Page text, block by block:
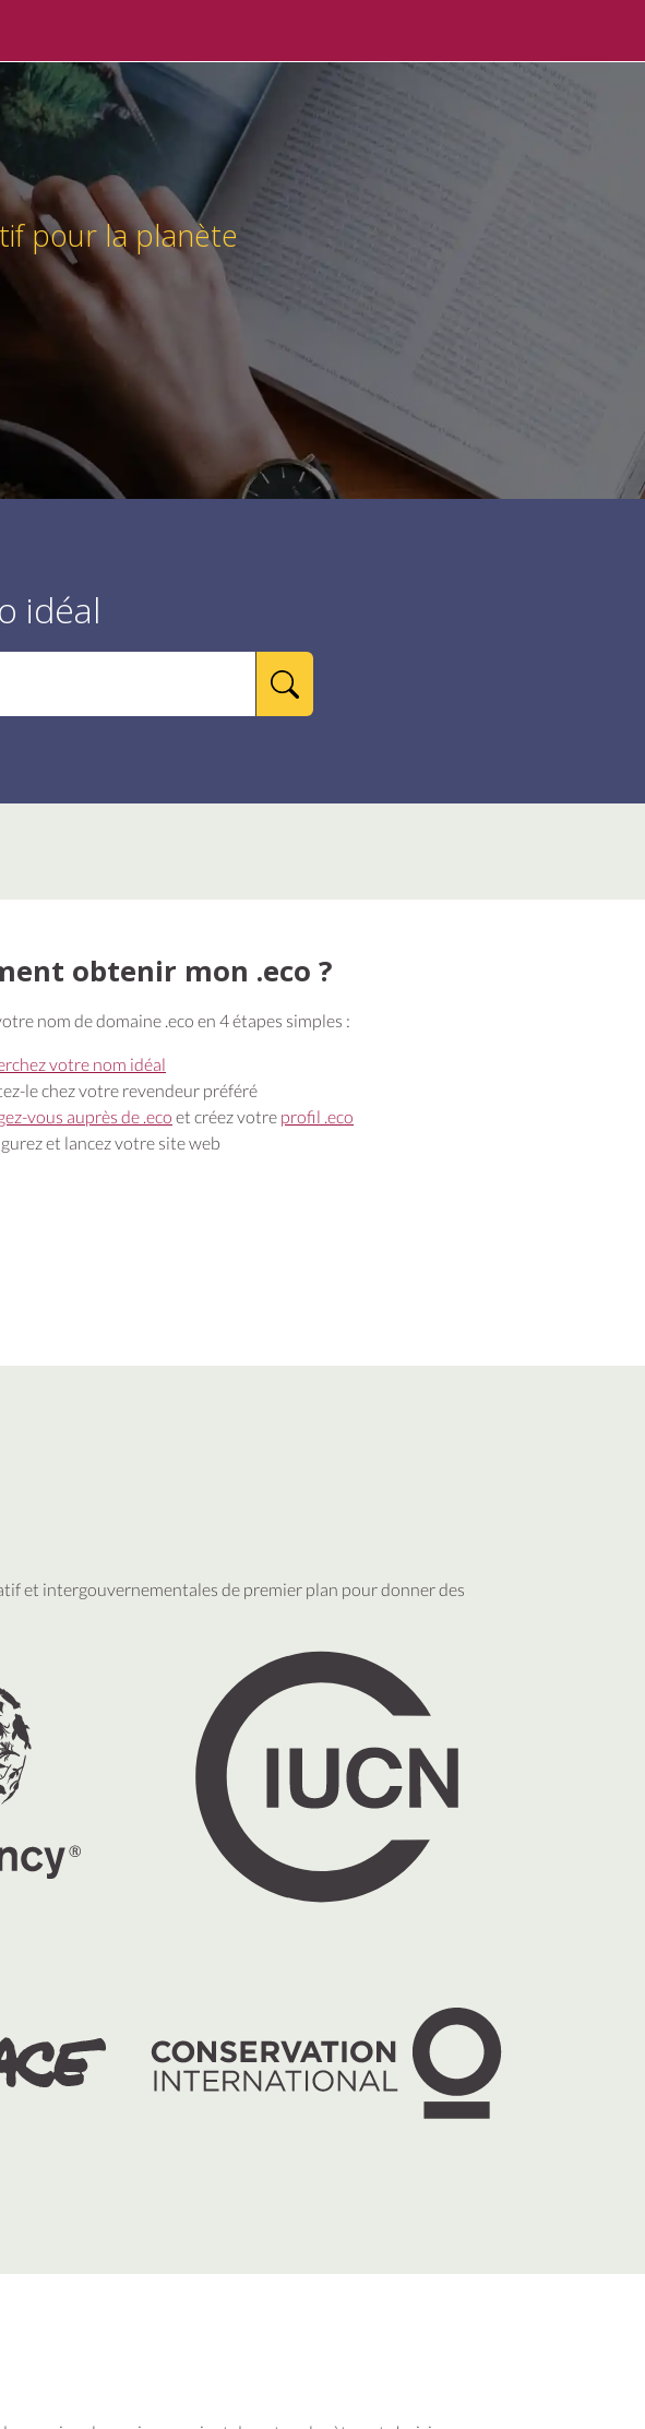
jour
idéal
obtenir mon .eco ?
nom de domaine .eco en 4 étapes simples :
votre nom idéal
le chez votre revendeur préféré
vous auprès de .eco et créez votre profil .eco
et lancez votre site web
et intergouvernementales de premier plan pour donner des